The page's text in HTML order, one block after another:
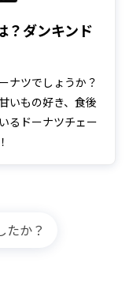
？ダンキンド
ナツでしょうか？
いもの好き、食後
るドーナツチェー
たか？